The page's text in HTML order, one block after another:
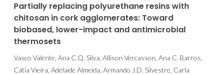
Partially replacing polyurethane resins with
chitosan in cork agglomerates: Toward
biobased, lower-impact and antimicrobial
thermosets
Vasco Valente, Ana C.Q. Silva, Allison Vercasson, Ana C. Barros,
Cátia Vieira, Adelaide Almeida, Armando J.D. Silvestre, Carla